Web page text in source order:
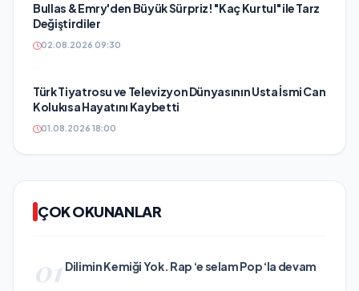
Bullas & Emry'den Büyük Sürpriz! "Kaç Kurtul" ile Tarz
Değiştirdiler
02.08.2026 09:30
Türk Tiyatrosu ve Televizyon Dünyasının Usta İsmi Can
Kolukısa Hayatını Kaybetti
01.08.2026 18:00
ÇOK OKUNANLAR
01 Dilimin Kemiği Yok. Rap ‘e selam Pop ‘la devam